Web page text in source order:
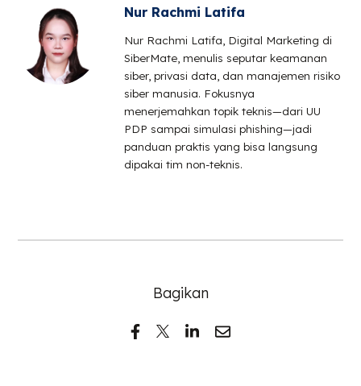
Nur Rachmi Latifa
Nur Rachmi Latifa, Digital Marketing di
SiberMate, menulis seputar keamanan
siber, privasi data, dan manajemen risiko
siber manusia. Fokusnya
menerjemahkan topik teknis—dari UU
PDP sampai simulasi phishing—jadi
panduan praktis yang bisa langsung
dipakai tim non-teknis.
Bagikan